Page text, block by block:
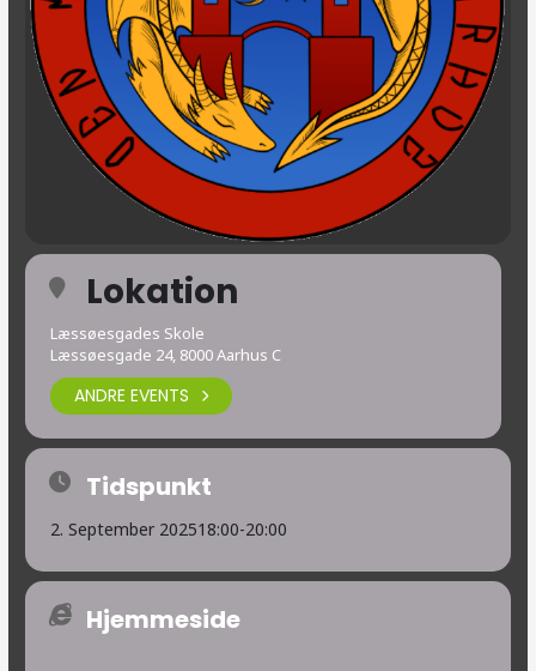
Lokation
Læssøesgades Skole
Læssøesgade 24, 8000 Aarhus C
ANDRE EVENTS
Tidspunkt
2. September 202518:00-20:00
Hjemmeside